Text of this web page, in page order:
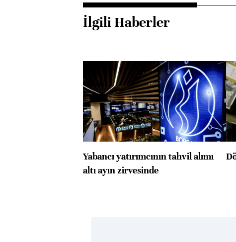
İlgili Haberler
Yabancı yatırımcının tahvil alımı
altı ayın zirvesinde